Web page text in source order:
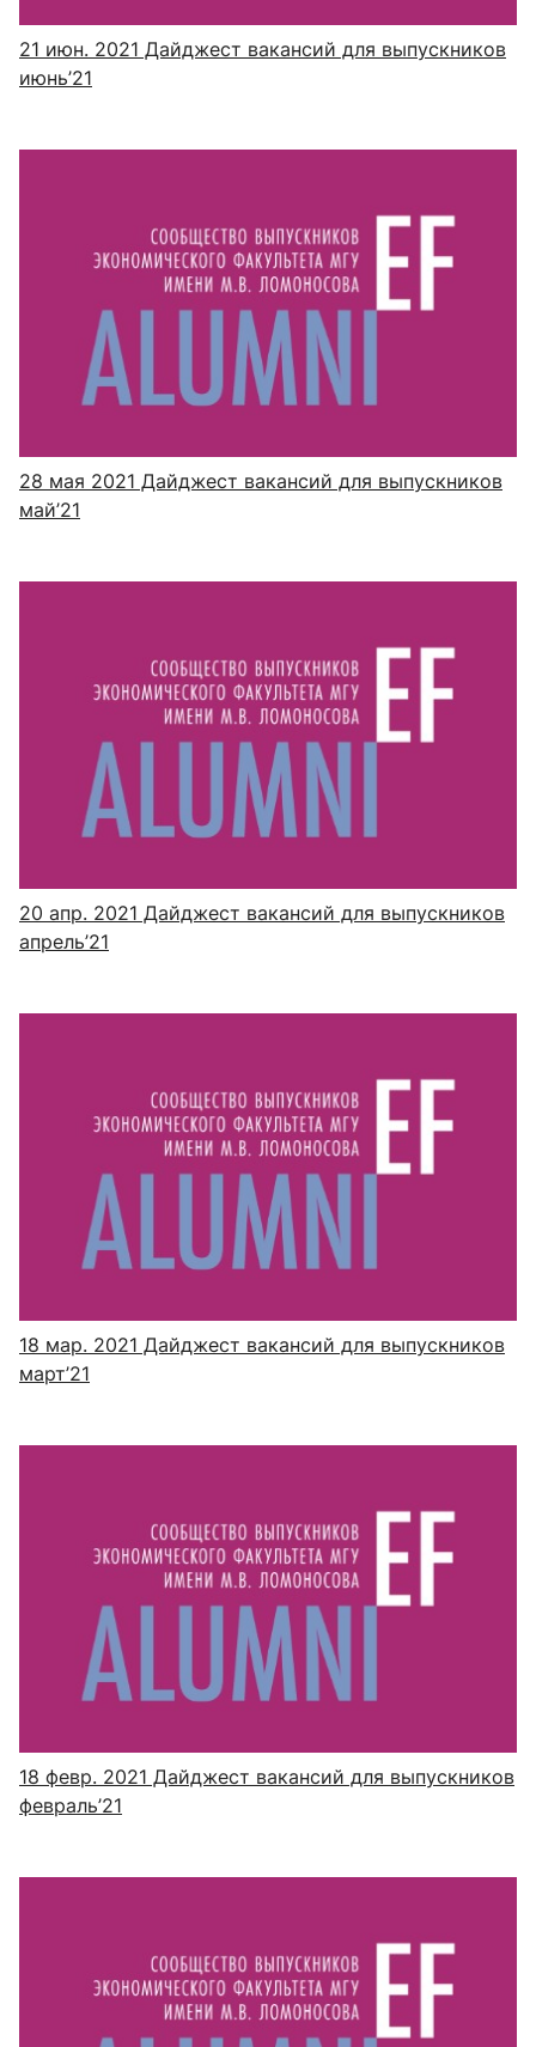
21 июн. 2021 Дайджест вакансий для выпускников
июнь’21
28 мая 2021 Дайджест вакансий для выпускников
май’21
20 апр. 2021 Дайджест вакансий для выпускников
апрель’21
18 мар. 2021 Дайджест вакансий для выпускников
март’21
18 февр. 2021 Дайджест вакансий для выпускников
февраль’21